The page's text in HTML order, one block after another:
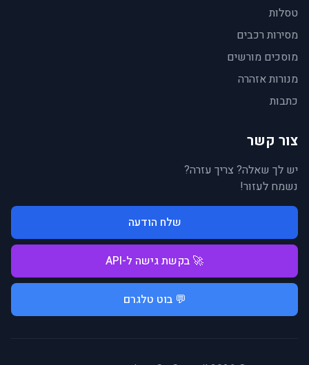
טסלות
מסירות רכבים
מוסכים מורשים
מנורות אזהרה
כתבות
צור קשר
יש לך שאלה? צריך עזרה?
נשמח לעזור!
שלח הודעה
🚀 בקשת גישה ל-API
💬 בוט טלגרם